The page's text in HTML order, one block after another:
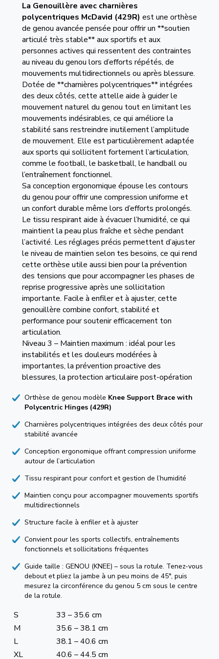
La Genouillère avec charnières
polycentriques McDavid (429R) est une orthèse
de genou avancée pensée pour offrir un **soutien
articulé très stable** aux sportifs et aux
personnes actives qui ressentent des contraintes
au niveau du genou lors d’efforts répétés, de
mouvements multidirectionnels ou après blessure.
Dotée de **charnières polycentriques** intégrées
des deux côtés, cette attelle aide à guider le
mouvement naturel du genou tout en limitant les
mouvements indésirables, ce qui améliore la
stabilité sans restreindre inutilement l’amplitude
de mouvement. Elle est particulièrement adaptée
aux sports qui sollicitent fortement l’articulation,
comme le football, le basketball, le handball ou
l’entraînement fonctionnel.
Sa conception ergonomique épouse les contours
du genou pour offrir une compression uniforme et
un confort durable même lors d’efforts prolongés.
Le tissu respirant aide à évacuer l’humidité, ce qui
maintient la peau plus fraîche et sèche pendant
l’activité. Les réglages précis permettent d’ajuster
le niveau de maintien selon tes besoins, ce qui rend
cette orthèse utile aussi bien pour la prévention
des tensions que pour accompagner les phases de
reprise progressive après une sollicitation
importante. Facile à enfiler et à ajuster, cette
genouillère combine confort, stabilité et
performance pour soutenir efficacement ton
articulation.
Niveau 3 – Maintien maximum : idéal pour les
instabilités et les douleurs modérées à
importantes, la prévention proactive des
blessures, la protection articulaire post-opération
Orthèse de genou modèle Knee Support Brace with
Polycentric Hinges (429R)
Charnières polycentriques intégrées des deux côtés pour
stabilité avancée
Conception ergonomique offrant compression uniforme
autour de l’articulation
Tissu respirant pour confort et gestion de l’humidité
Maintien conçu pour accompagner mouvements sportifs
multidirectionnels
Structure facile à enfiler et à ajuster
Convient pour les sports collectifs, entraînements
fonctionnels et sollicitations fréquentes
Guide taille : GENOU (KNEE) – sous la rotule. Tenez-vous
debout et pliez la jambe à un peu moins de 45°, puis
mesurez la circonférence du genou 5 cm sous le centre
de la rotule.
S
33 – 35.6 cm
M
35.6 – 38.1 cm
L
38.1 – 40.6 cm
XL
40.6 – 44.5 cm